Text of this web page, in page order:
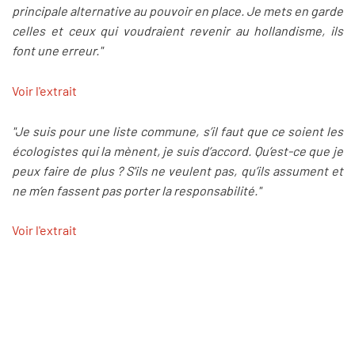
principale alternative au pouvoir en place. Je mets en garde
celles et ceux qui voudraient revenir au hollandisme, ils
font une erreur."
Voir l'extrait
"Je suis pour une liste commune, s’il faut que ce soient les
écologistes qui la mènent, je suis d’accord. Qu’est-ce que je
peux faire de plus ? S'ils ne veulent pas, qu’ils assument et
ne m’en fassent pas porter la responsabilité."
Voir l'extrait